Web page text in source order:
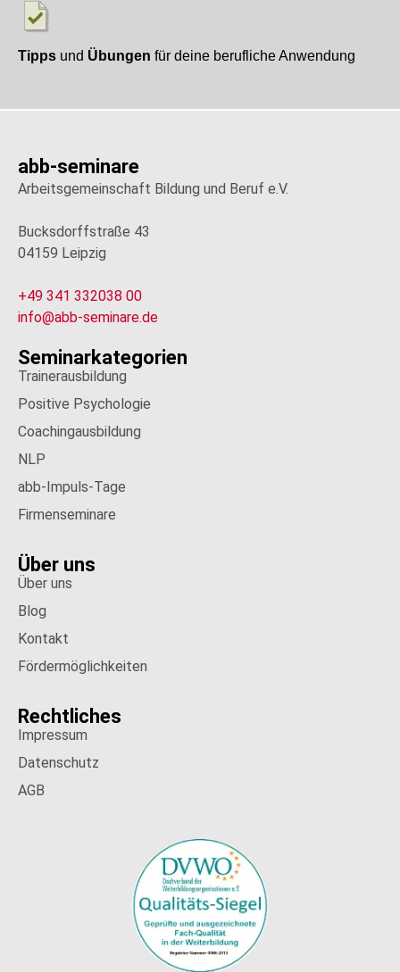
Tipps und Übungen für deine berufliche Anwendung
abb-seminare
Arbeitsgemeinschaft Bildung und Beruf e.V.
Bucksdorffstraße 43
04159 Leipzig
+49 341 332038 00
info@abb-seminare.de
Seminarkategorien
Trainerausbildung
Positive Psychologie
Coachingausbildung
NLP
abb-Impuls-Tage
Firmenseminare
Über uns
Über uns
Blog
Kontakt
Fördermöglichkeiten
Rechtliches
Impressum
Datenschutz
AGB